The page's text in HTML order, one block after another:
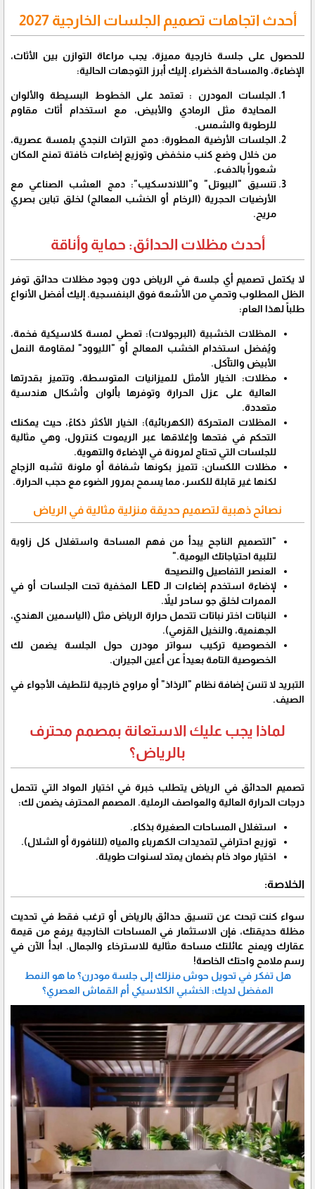
أحدث اتجاهات تصميم الجلسات الخارجية 2027
​للحصول على جلسة خارجية مميزة، يجب مراعاة التوازن بين الأثاث،
الإضاءة، والمساحة الخضراء. إليك أبرز التوجهات الحالية:
​الجلسات المودرن : تعتمد على الخطوط البسيطة والألوان
المحايدة مثل الرمادي والأبيض، مع استخدام أثاث مقاوم
للرطوبة والشمس.
الجلسات الأرضية المطورة: دمج التراث النجدي بلمسة عصرية،
من خلال وضع كنب منخفض وتوزيع إضاءات خافتة تمنح المكان
شعوراً بالدفء.
تنسيق "البيوتل" و"اللاندسكيب": دمج العشب الصناعي مع
الأرضيات الحجرية (الرخام أو الخشب المعالج) لخلق تباين بصري
مريح.
أحدث مظلات الحدائق: حماية وأناقة
​لا يكتمل تصميم أي جلسة في الرياض دون وجود مظلات حدائق توفر
الظل المطلوب وتحمي من الأشعة فوق البنفسجية. إليك أفضل الأنواع
طلباً لهذا العام:
المظلات الخشبية (البرجولات): تعطي لمسة كلاسيكية فخمة،
ويُفضل استخدام الخشب المعالج أو "الليوود" لمقاومة النمل
الأبيض والتآكل.
مظلات: الخيار الأمثل للميزانيات المتوسطة، وتتميز بقدرتها
العالية على عزل الحرارة وتوفرها بألوان وأشكال هندسية
متعددة.
المظلات المتحركة (الكهربائية): الخيار الأكثر ذكاءً، حيث يمكنك
التحكم في فتحها وإغلاقها عبر الريموت كنترول، وهي مثالية
للجلسات التي تحتاج لمرونة في الإضاءة والتهوية.
​مظلات اللكسان: تتميز بكونها شفافة أو ملونة تشبه الزجاج
لكنها غير قابلة للكسر، مما يسمح بمرور الضوء مع حجب الحرارة.
نصائح ذهبية لتصميم حديقة منزلية مثالية في الرياض
​"التصميم الناجح يبدأ من فهم المساحة واستغلال كل زاوية
لتلبية احتياجاتك اليومية."
العنصر التفاصيل والنصيحة
لإضاءة استخدم إضاءات الـ LED المخفية تحت الجلسات أو في
الممرات لخلق جو ساحر ليلاً.
النباتات اختر نباتات تتحمل حرارة الرياض مثل (الياسمين الهندي،
الجهنمية، والنخيل القزمي).
الخصوصية تركيب سواتر مودرن حول الجلسة يضمن لك
الخصوصية التامة بعيداً عن أعين الجيران.
التبريد لا تنسَ إضافة نظام "الرذاذ" أو مراوح خارجية لتلطيف الأجواء في
الصيف.
لماذا يجب عليك الاستعانة بمصمم محترف
بالرياض؟
​تصميم الحدائق في الرياض يتطلب خبرة في اختيار المواد التي تتحمل
درجات الحرارة العالية والعواصف الرملية. المصمم المحترف يضمن لك:
​استغلال المساحات الصغيرة بذكاء.
​توزيع احترافي لتمديدات الكهرباء والمياه (للنافورة أو الشلال).
​اختيار مواد خام بضمان يمتد لسنوات طويلة.
​الخلاصة:
​سواء كنت تبحث عن تنسيق حدائق بالرياض أو ترغب فقط في تحديث
مظلة حديقتك، فإن الاستثمار في المساحات الخارجية يرفع من قيمة
عقارك ويمنح عائلتك مساحة مثالية للاسترخاء والجمال. ابدأ الآن في
رسم ملامح واحتك الخاصة!
هل تفكر في تحويل حوش منزلك إلى جلسة مودرن؟ ما هو النمط
المفضل لديك: الخشبي الكلاسيكي أم القماش العصري؟